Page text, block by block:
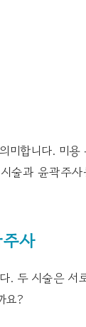
합니다. 미
술과 윤곽주
사
. 두 시술은 서
요?